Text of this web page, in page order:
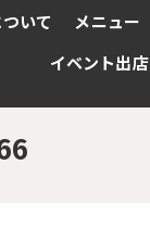
いて メニュー
イベント出店